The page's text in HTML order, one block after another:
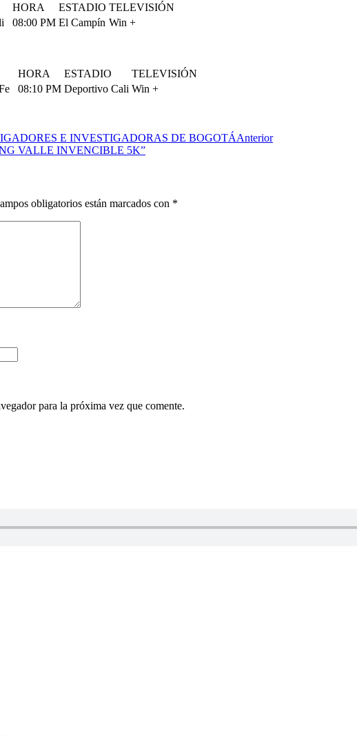
HORA ESTADIO TELEVISIÓN
08:00 PM El Campín Win +
HORA ESTADIO
TELEVISIÓN
08:10 PM Deportivo Cali Win +
E INVESTIGADORAS DE BOGOTÁAnterior
VALLE INVENCIBLE 5K”
obligatorios están marcados con *
para la próxima vez que comente.